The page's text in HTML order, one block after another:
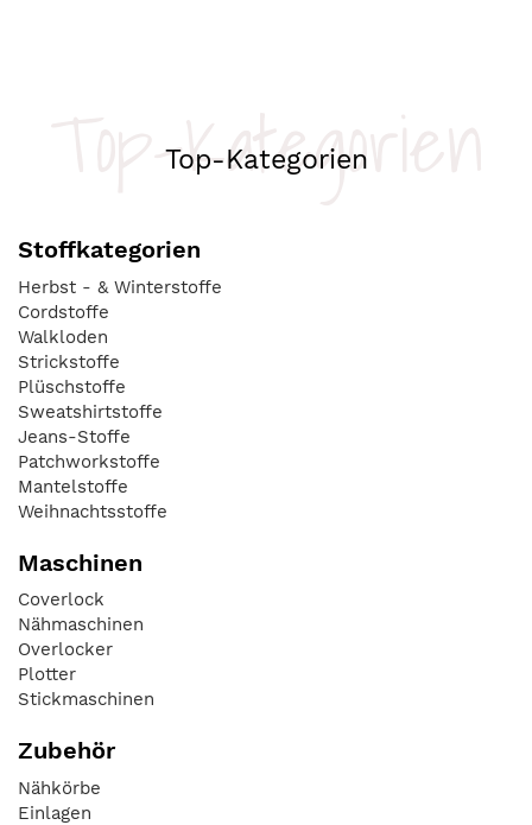
Top-Kategorien
Top-Kategorien
Stoffkategorien
Herbst - & Winterstoffe
Cordstoffe
Walkloden
Strickstoffe
Plüschstoffe
Sweatshirtstoffe
Jeans-Stoffe
Patchworkstoffe
Mantelstoffe
Weihnachtsstoffe
Maschinen
Coverlock
Nähmaschinen
Overlocker
Plotter
Stickmaschinen
Zubehör
Nähkörbe
Einlagen